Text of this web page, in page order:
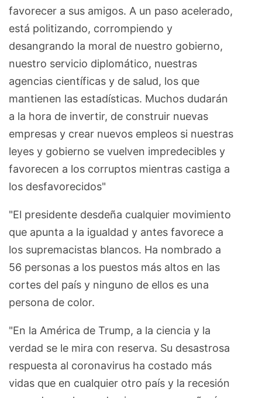
favorecer a sus amigos. A un paso acelerado,
está politizando, corrompiendo y
desangrando la moral de nuestro gobierno,
nuestro servicio diplomático, nuestras
agencias científicas y de salud, los que
mantienen las estadísticas. Muchos dudarán
a la hora de invertir, de construir nuevas
empresas y crear nuevos empleos si nuestras
leyes y gobierno se vuelven impredecibles y
favorecen a los corruptos mientras castiga a
los desfavorecidos"
"El presidente desdeña cualquier movimiento
que apunta a la igualdad y antes favorece a
los supremacistas blancos. Ha nombrado a
56 personas a los puestos más altos en las
cortes del país y ninguno de ellos es una
persona de color.
"En la América de Trump, a la ciencia y la
verdad se le mira con reserva. Su desastrosa
respuesta al coronavirus ha costado más
vidas que en cualquier otro país y la recesión